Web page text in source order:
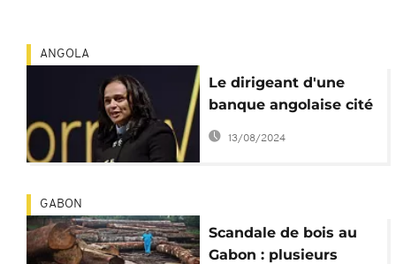
ANGOLA
Le dirigeant d'une
banque angolaise cité
dans l'affaire dos
Santos annonce sa
13/08/2024
GABON
Scandale de bois au
Gabon : plusieurs